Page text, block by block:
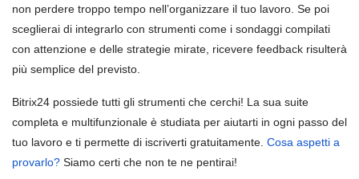
non perdere troppo tempo nell’organizzare il tuo lavoro. Se poi
sceglierai di integrarlo con strumenti come i sondaggi compilati
con attenzione e delle strategie mirate, ricevere feedback risulterà
più semplice del previsto.
Bitrix24 possiede tutti gli strumenti che cerchi! La sua suite
completa e multifunzionale è studiata per aiutarti in ogni passo del
tuo lavoro e ti permette di iscriverti gratuitamente. Cosa aspetti a
provarlo? Siamo certi che non te ne pentirai!